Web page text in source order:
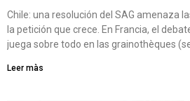
Chile: una resolución del SAG amenaza
la petición que crece. En Francia, el
juega sobre todo en las grainothèques
Leer màs